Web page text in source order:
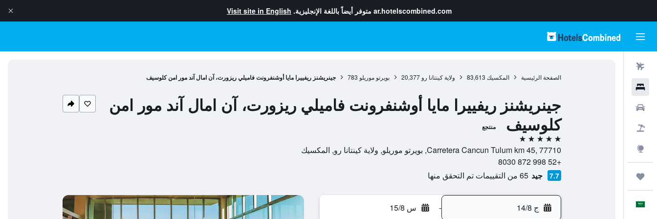
ar.hotelscombined.com متوفر أيضاً باللغة الإنجليزية. Visit site in English
الصفحة الرئيسية المكسيك 83,613 ولاية كينتانا رو 20,377 بويرتو موريلو 783 جينريشنز ريفييرا مايا أوشنفرونت فاميلي ريزورت، آن امال آند مور امن كلوسيف
جينريشنز ريفييرا مايا أوشنفرونت فاميلي ريزورت، آن امال آند مور امن
كلوسيف
منتجع
5 نجوم
Carretera Cancun Tulum km 45, 77710, بويرتو موريلو, ولاية كينتانا رو, المكسيك
+52 998 872 8030
7.7 جيد 65 من التقييمات تم التحقق منها
ج 14/8 - س 15/8